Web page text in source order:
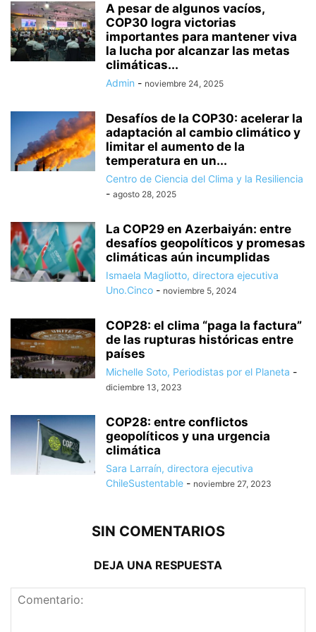
A pesar de algunos vacíos,
COP30 logra victorias
importantes para mantener viva
la lucha por alcanzar las metas
climáticas...
Admin - noviembre 24, 2025
Desafíos de la COP30: acelerar la
adaptación al cambio climático y
limitar el aumento de la
temperatura en un...
Centro de Ciencia del Clima y la Resiliencia
- agosto 28, 2025
La COP29 en Azerbaiyán: entre
desafíos geopolíticos y promesas
climáticas aún incumplidas
Ismaela Magliotto, directora ejecutiva
Uno.Cinco - noviembre 5, 2024
COP28: el clima “paga la factura”
de las rupturas históricas entre
países
Michelle Soto, Periodistas por el Planeta -
diciembre 13, 2023
COP28: entre conflictos
geopolíticos y una urgencia
climática
Sara Larraín, directora ejecutiva
ChileSustentable - noviembre 27, 2023
SIN COMENTARIOS
DEJA UNA RESPUESTA